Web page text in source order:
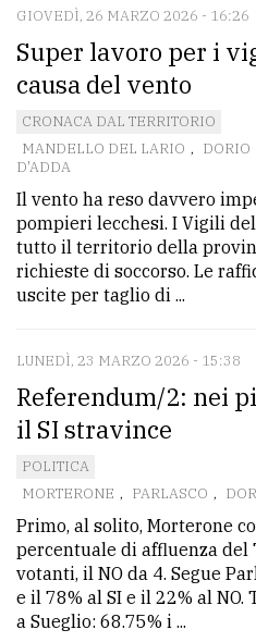
GIOVEDÌ, 26 MARZO 2026 - 16:26
Super lavoro per i
causa del vento
CRONACA DAL TERRITORIO
MANDELLO DEL LARIO , DORIO
D'ADDA
Il vento ha reso davvero
pompieri lecchesi. I Vigili
tutto il territorio della
richieste di soccorso. Le
uscite per taglio di ...
LUNEDÌ, 23 MARZO 2026 - 15:38
Referendum/2: nei
il SI stravince
POLITICA
MORTERONE , PARLASCO ,
Primo, al solito, Morterone
percentuale di affluenza del
votanti, il NO da 4. Segue
e il 78% al SI e il 22% al
a Sueglio: 68.75% i ...